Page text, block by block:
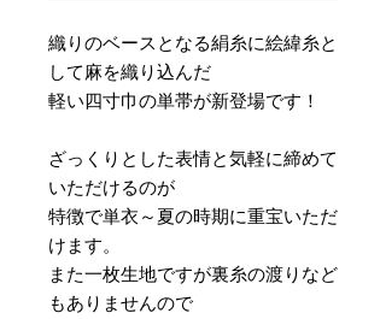
織りのベースとなる絹糸に絵緯糸と
して麻を織り込んだ
軽い四寸巾の単帯が新登場です！
ざっくりとした表情と気軽に締めて
いただけるのが
特徴で単衣～夏の時期に重宝いただ
けます。
また一枚生地ですが裏糸の渡りなど
もありませんので